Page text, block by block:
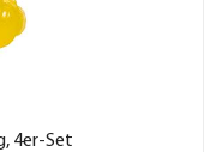
4er-Set